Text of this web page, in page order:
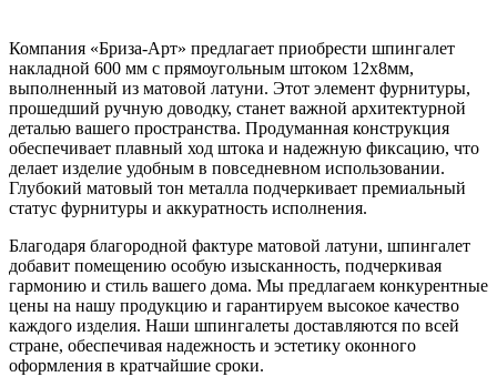
Компания «Бриза-Арт» предлагает приобрести шпингалет
накладной 600 мм с прямоугольным штоком 12х8мм,
выполненный из матовой латуни. Этот элемент фурнитуры,
прошедший ручную доводку, станет важной архитектурной
деталью вашего пространства. Продуманная конструкция
обеспечивает плавный ход штока и надежную фиксацию, что
делает изделие удобным в повседневном использовании.
Глубокий матовый тон металла подчеркивает премиальный
статус фурнитуры и аккуратность исполнения.
Благодаря благородной фактуре матовой латуни, шпингалет
добавит помещению особую изысканность, подчеркивая
гармонию и стиль вашего дома. Мы предлагаем конкурентные
цены на нашу продукцию и гарантируем высокое качество
каждого изделия. Наши шпингалеты доставляются по всей
стране, обеспечивая надежность и эстетику оконного
оформления в кратчайшие сроки.